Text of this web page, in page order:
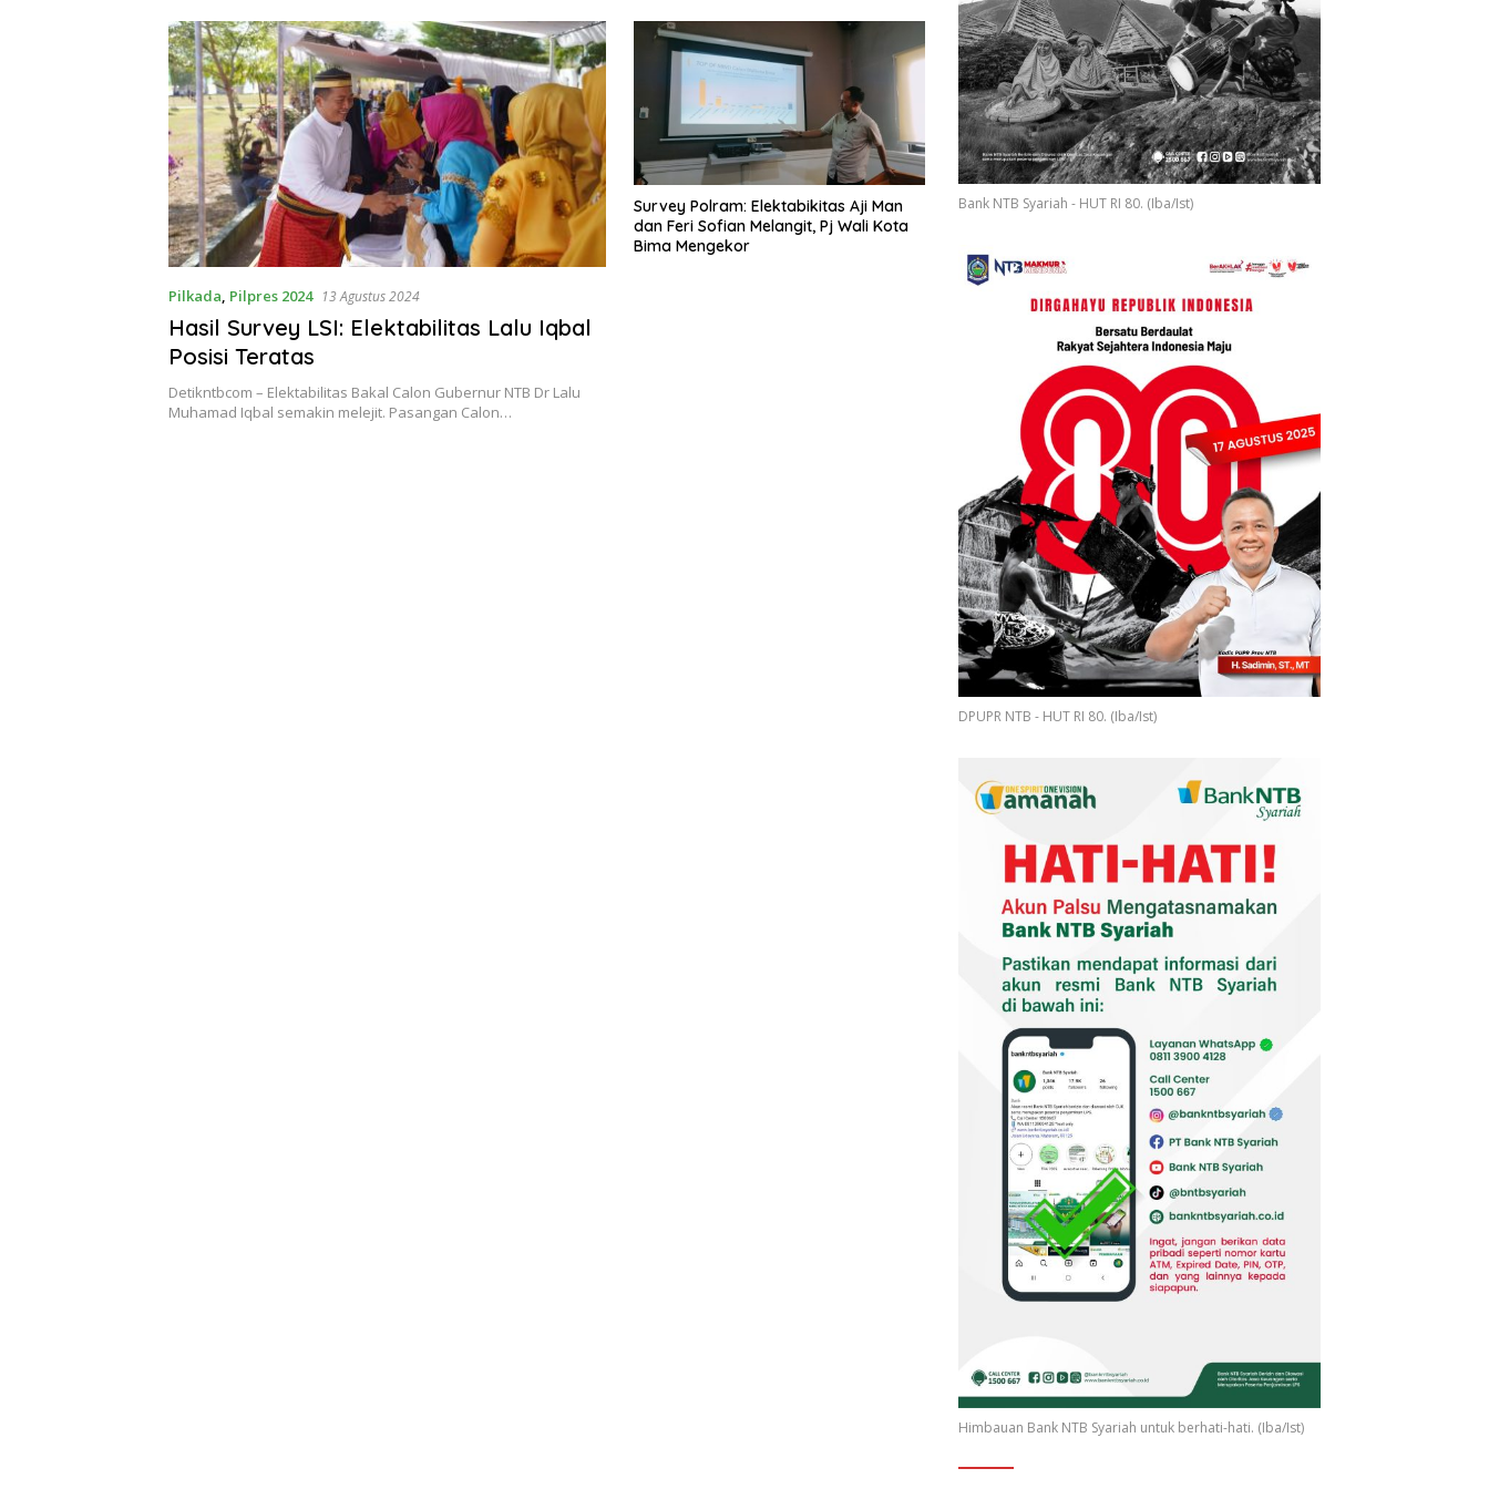
Pilkada, Pilpres 2024 13 Agustus 2024
Hasil Survey LSI: Elektabilitas Lalu Iqbal
Posisi Teratas
Detikntbcom – Elektabilitas Bakal Calon Gubernur NTB Dr Lalu
Muhamad Iqbal semakin melejit. Pasangan Calon…
Survey Polram: Elektabikitas Aji Man
dan Feri Sofian Melangit, Pj Wali Kota
Bima Mengekor
Bank NTB Syariah - HUT RI 80. (Iba/Ist)
DPUPR NTB - HUT RI 80. (Iba/Ist)
Himbauan Bank NTB Syariah untuk berhati-hati. (Iba/Ist)